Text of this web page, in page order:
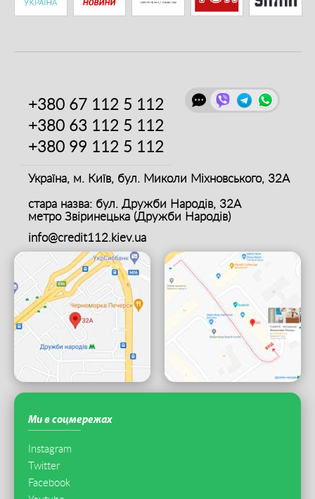
+380 67 112 5 112
+380 63 112 5 112
+380 99 112 5 112
Україна, м. Київ, бул. Миколи Міхновського, 32А
стара назва: бул. Дружби Народів, 32А
метро Звіринецька (Дружби Народів)
info@credit112.kiev.ua
Ми в соцмережах
Instagram
Twitter
Facebook